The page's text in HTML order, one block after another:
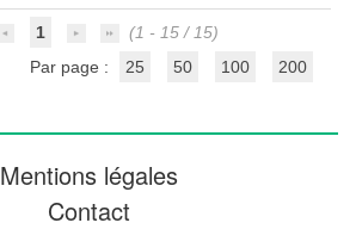
1
(1 - 15 / 15)
Par page :
25 50 100 200
Mentions légales
Contact